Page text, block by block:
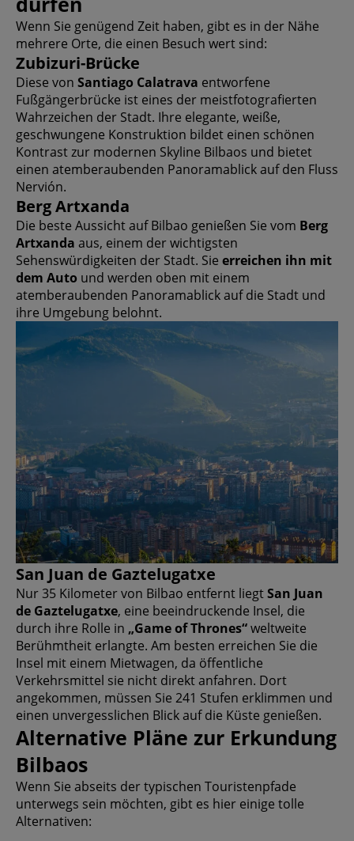
Wenn Sie genügend Zeit haben, gibt es in der Nähe
mehrere Orte, die einen Besuch wert sind:
Zubizuri-Brücke
Diese von Santiago Calatrava entworfene
Fußgängerbrücke ist eines der meistfotografierten
Wahrzeichen der Stadt. Ihre elegante, weiße,
geschwungene Konstruktion bildet einen schönen
Kontrast zur modernen Skyline Bilbaos und bietet
einen atemberaubenden Panoramablick auf den Fluss
Nervión.
Berg Artxanda
Die beste Aussicht auf Bilbao genießen Sie vom Berg
Artxanda aus, einem der wichtigsten
Sehenswürdigkeiten der Stadt. Sie erreichen ihn mit
dem Auto und werden oben mit einem
atemberaubenden Panoramablick auf die Stadt und
ihre Umgebung belohnt.
San Juan de Gaztelugatxe
Nur 35 Kilometer von Bilbao entfernt liegtSan Juan
de Gaztelugatxe, eine beeindruckende Insel, die
durch ihre Rolle in „Game of Thrones“weltweite
Berühmtheit erlangte. Am besten erreichen Sie die
Insel mit einem Mietwagen, da öffentliche
Verkehrsmittel sie nicht direkt anfahren. Dort
angekommen, müssen Sie 241 Stufen erklimmen und
einen unvergesslichen Blick auf die Küste genießen.
Alternative Pläne zur Erkundung
Bilbaos
Wenn Sie abseits der typischen Touristenpfade
unterwegs sein möchten, gibt es hier einige tolle
Alternativen: